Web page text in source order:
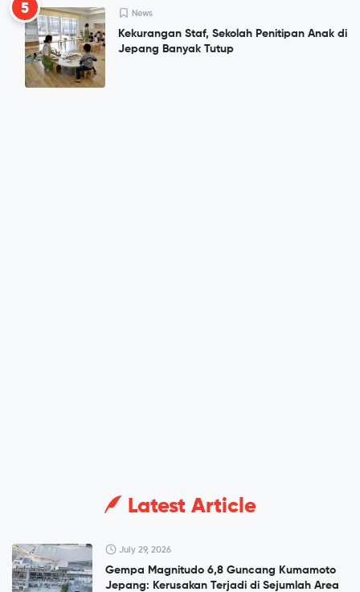
5 News
Kekurangan Staf, Sekolah Penitipan Anak di
Jepang Banyak Tutup
Latest Article
July 29, 2026
Gempa Magnitudo 6,8 Guncang Kumamoto
Jepang: Kerusakan Terjadi di Sejumlah Area